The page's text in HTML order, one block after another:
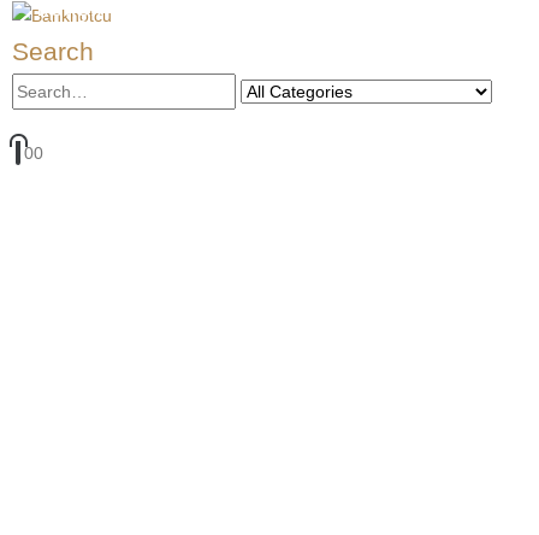
Search
00
İletişime Geçin